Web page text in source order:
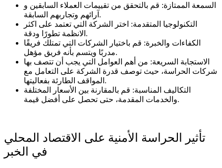
السمعة الممتازة: قم بالتحقق من تقييمات العملاء السابقين و
آرائهم وتجاربهم السابقة.
التكنولوجيا المتقدمة: اختر الشركة التي تعتمد على اكثر
الانظمة تطورًا ودقة.
الكفاءات والخبرة: قم باختيار الشركات التي تمتلك فريقًا
مدربًا ويتسم بأنه فريق مؤهل.
الاستجابة السريعة: من أهم العوامل التي يجب أن تتصف بها
شركات الحراسة، حيث توصف قدرة الشركة على التعامل مع
المواقف الطارئة بفعاليتها.
التكاليف المناسبة: قم بالمقارنة بين الأسعار المختلفة
والخدمات المقدمة، حتى تحصل على أفضل قيمة.
تأثير الحراسة الأمنية على الاقتصاد المحلي
في الخبر